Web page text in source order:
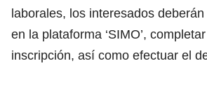
laborales, los interesados
en la plataforma ‘SIMO’,
inscripción, así como efectuar el